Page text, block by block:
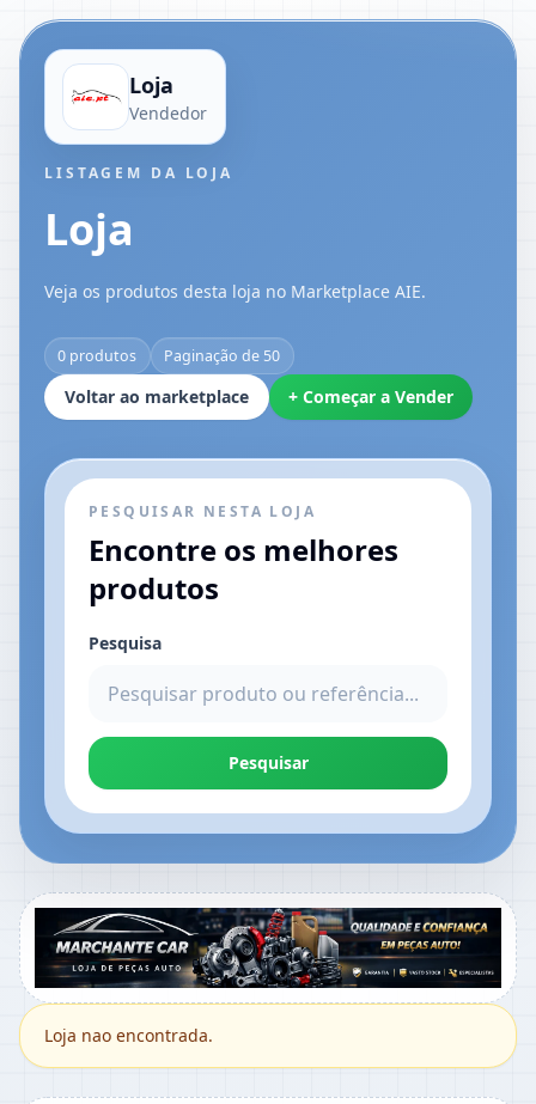
Loja
Vendedor
LISTAGEM DA LOJA
Loja
Veja os produtos desta loja no Marketplace AIE.
0 produtos Paginação de 50
Voltar ao marketplace + Começar a Vender
PESQUISAR NESTA LOJA
Encontre os melhores
produtos
Pesquisa
Pesquisar
Loja nao encontrada.